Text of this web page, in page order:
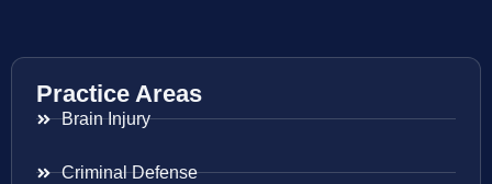
Practice Areas
Brain Injury
Criminal Defense